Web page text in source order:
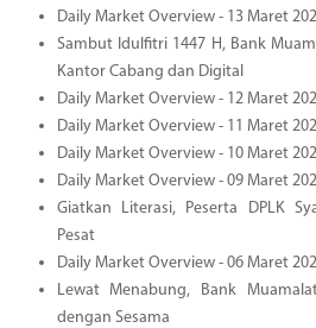
Daily Market Overview - 13 Maret
Sambut Idulfitri 1447 H, Bank
Kantor Cabang dan Digital
Daily Market Overview - 12 Maret
Daily Market Overview - 11 Maret
Daily Market Overview - 10 Maret
Daily Market Overview - 09 Maret
Giatkan Literasi, Peserta DPLK
Pesat
Daily Market Overview - 06 Maret
Lewat Menabung, Bank
dengan Sesama